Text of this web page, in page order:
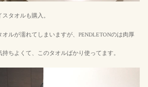
タオルも購入。
ルが濡れてしまいますが、PENDLETONのは肉厚
ちよくて、このタオルばかり使ってます。